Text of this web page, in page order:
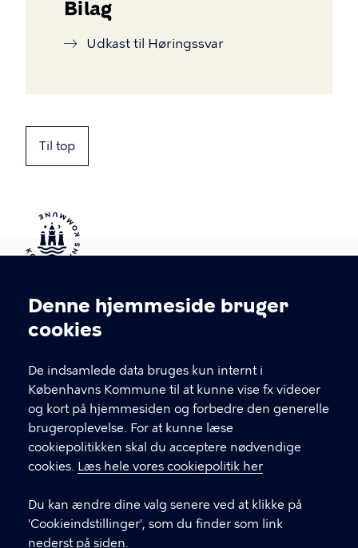
Cookieindstillinger
Denne hjemmeside bruger
cookies
De indsamlede data bruges kun internt i
Københavns Kommune til at kunne vise fx videoer
og kort på hjemmesiden og forbedre den generelle
brugeroplevelse. For at kunne læse
cookiepolitikken skal du acceptere nødvendige
cookies. Læs hele vores cookiepolitik her
Du kan ændre dine valg senere ved at klikke på
'Cookieindstillinger', som du finder som link
nederst på siden.
Bilag
Udkast til Høringssvar
Til top
Kontakt Københavns Kommune
T
fFind andre kontakter her
CVR-nummer64942212
GENVEJE
Digital Post
Databeskyttelse